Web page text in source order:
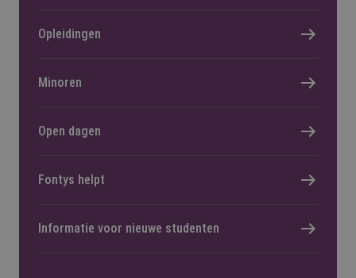
Opleidingen
Minoren
Open dagen
Fontys helpt
Informatie voor nieuwe studenten